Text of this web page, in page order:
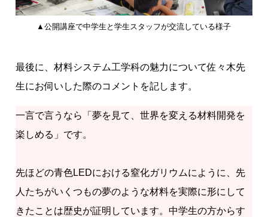
▲公開講座で中学生と学生スタッフが交流している様子
最後に、材料システム工学科の魅力について佐々木先
生にお伺いした際のコメントを記します。
一言で言うなら「夢を見て、世界を変える材料開発を
楽しめる」です。
先ほどの青色LEDにおける窒化ガリウムにように、先
人たちがいくつもの夢のような材料を実際に形にして
きたことは歴史が証明しています。中学生の方からす